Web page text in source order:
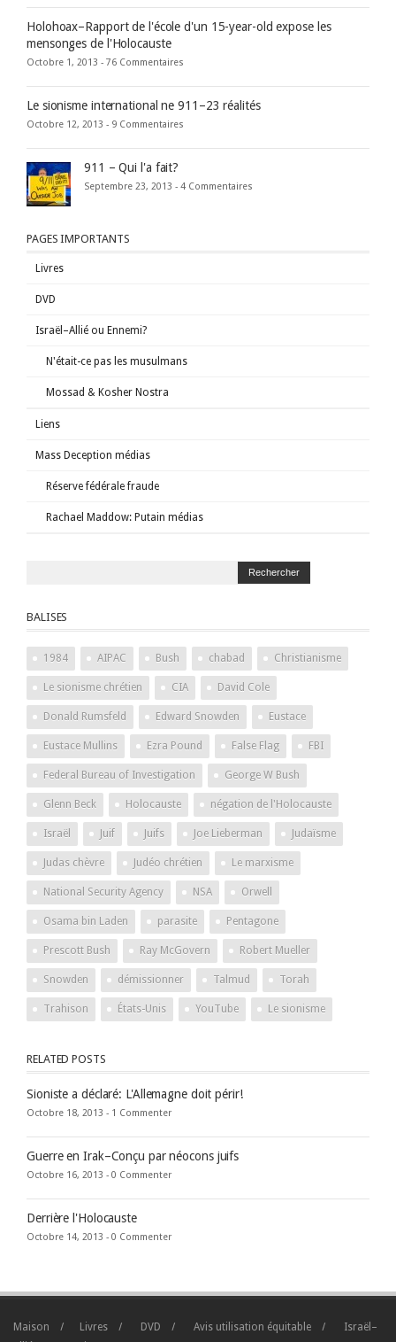
Holohoax–Rapport de l'école d'un 15-year-old expose les
mensonges de l'Holocauste
Octobre 1, 2013 - 76 Commentaires
Le sionisme international ne 911–23 réalités
Octobre 12, 2013 - 9 Commentaires
911 – Qui l'a fait?
Septembre 23, 2013 - 4 Commentaires
PAGES IMPORTANTS
Livres
DVD
Israël–Allié ou Ennemi?
N'était-ce pas les musulmans
Mossad & Kosher Nostra
Liens
Mass Deception médias
Réserve fédérale fraude
Rachael Maddow: Putain médias
BALISES
1984 AIPAC Bush chabad Christianisme
Le sionisme chrétien CIA David Cole
Donald Rumsfeld Edward Snowden Eustace
Eustace Mullins Ezra Pound False Flag FBI
Federal Bureau of Investigation George W Bush
Glenn Beck Holocauste négation de l'Holocauste
Israël Juif Juifs Joe Lieberman Judaïsme
Judas chèvre Judéo chrétien Le marxisme
National Security Agency NSA Orwell
Osama bin Laden parasite Pentagone
Prescott Bush Ray McGovern Robert Mueller
Snowden démissionner Talmud Torah
Trahison États-Unis YouTube Le sionisme
RELATED POSTS
Sioniste a déclaré: L'Allemagne doit périr!
Octobre 18, 2013 - 1 Commenter
Guerre en Irak–Conçu par néocons juifs
Octobre 16, 2013 - 0 Commenter
Derrière l'Holocauste
Octobre 14, 2013 - 0 Commenter
Maison Livres DVD Avis utilisation équitable
Israël–